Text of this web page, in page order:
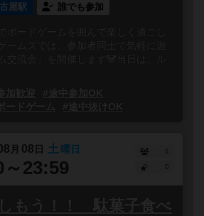
屋駅 誰でも参加
ボードゲームを囲んで楽しく過ごし
ームズでは、参加者同士で気軽に遊
交流会」を開催します🐼当日は、ル
加歓迎
#途中参加OK
ードゲーム #途中抜けOK
月 08 日 土 曜日
23:59
1
もう！！ 駄菓子食べ